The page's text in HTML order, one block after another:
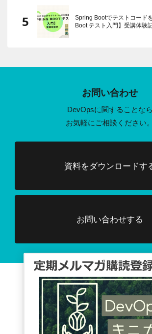
Spring Bootでテストコード
Boot テスト入門】受講体験
お問い合わせ
DevOpsに関することなら
お気軽にご相談ください。
資料をダウンロードす
お問い合わせする
Facebook、TwitterでDevOpsに
情報配信を行っています